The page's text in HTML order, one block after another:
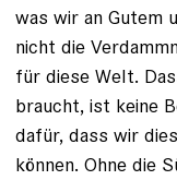
was wir an Gutem
nicht die
für diese Welt.
braucht, ist keine
dafür, dass wir
können. Ohne die